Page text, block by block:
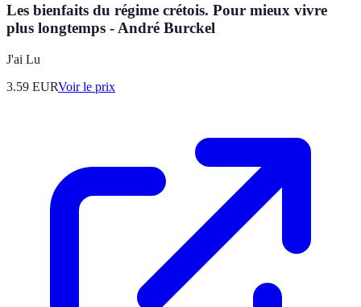
Les bienfaits du régime crétois. Pour mieux vivre
plus longtemps - André Burckel
J'ai Lu
3.59 EURVoir le prix